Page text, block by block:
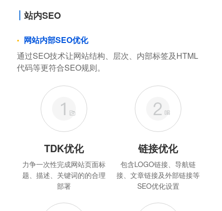
站内SEO
网站内部SEO优化
通过SEO技术让网站结构、层次、内部标签及HTML
代码等更符合SEO规则。
TDK优化
力争一次性完成网站页面标
题、描述、关键词的的合理
部署
链接优化
包含LOGO链接、导航链
接、文章链接及外部链接等
SEO优化设置